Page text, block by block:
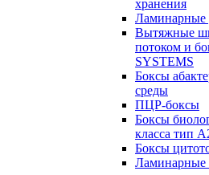
хранения
Ламинарные
Вытяжные
потоком и
SYSTEMS
Боксы
среды
ПЦР-боксы
Боксы
класса тип
Боксы
Ламинарные